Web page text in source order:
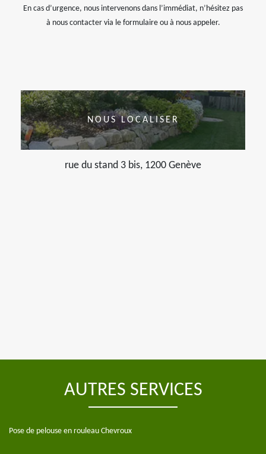
En cas d’urgence, nous intervenons dans l’immédiat, n’hésitez pas
à nous contacter via le formulaire ou à nous appeler.
NOUS LOCALISER
rue du stand 3 bis, 1200 Genève
AUTRES SERVICES
Pose de pelouse en rouleau Chevroux